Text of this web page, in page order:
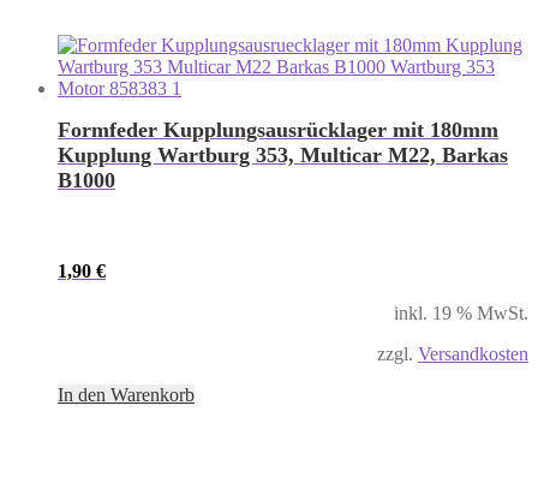
Formfeder Kupplungsausrücklager mit 180mm
Kupplung Wartburg 353, Multicar M22, Barkas
B1000
1,90 €
inkl. 19 % MwSt.
zzgl. Versandkosten
In den Warenkorb